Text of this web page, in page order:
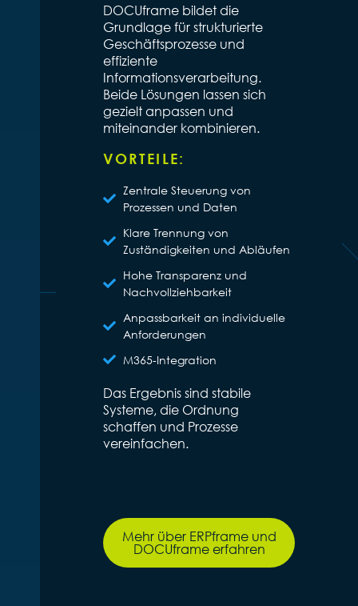
DOCUframe bildet die
Grundlage für strukturierte
Geschäftsprozesse und
effiziente
Informationsverarbeitung.
Beide Lösungen lassen sich
gezielt anpassen und
miteinander kombinieren.
VORTEILE:
Zentrale Steuerung von
Prozessen und Daten
Klare Trennung von
Zuständigkeiten und Abläufen
Hohe Transparenz und
Nachvollziehbarkeit
Anpassbarkeit an individuelle
Anforderungen
M365-Integration
Das Ergebnis sind stabile
Systeme, die Ordnung
schaffen und Prozesse
vereinfachen.
Mehr über ERPframe und
DOCUframe erfahren